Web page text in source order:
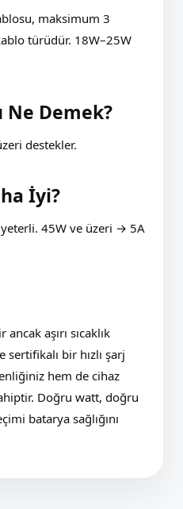
maksimum 3
türüdür. 18W–25W
Ne Demek?
destekler.
İyi?
45W ve üzeri → 5A
aşırı sıcaklık
bir hızlı şarj
hem de cihaz
Doğru watt, doğru
batarya sağlığını